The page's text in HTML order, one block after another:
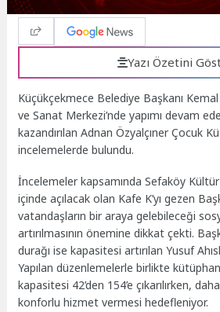
Yazı Özetini
Küçükçekmece Belediye Başkanı
ve Sanat Merkezi’nde yapımı devam
kazandırılan Adnan Özyalçıner Çocuk
incelemelerde bulundu.
İncelemeler kapsamında Sefaköy
içinde açılacak olan Kafe K’yı gezen
vatandaşların bir araya gelebileceği
artırılmasının önemine dikkat çekti.
durağı ise kapasitesi artırılan Yusuf
Yapılan düzenlemelerle birlikte
kapasitesi 42’den 154’e çıkarılırken,
konforlu hizmet vermesi hedefleniyor.